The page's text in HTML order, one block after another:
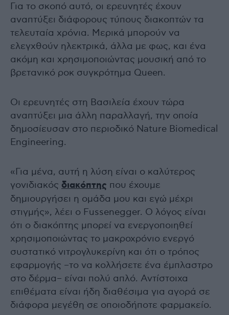
Για το σκοπό αυτό, οι ερευνητές έχουν
αναπτύξει διάφορους τύπους διακοπτών τα
τελευταία χρόνια. Μερικά μπορούν να
ελεγχθούν ηλεκτρικά, άλλα με φως, και ένα
ακόμη και χρησιμοποιώντας μουσική από το
βρετανικό ροκ συγκρότημα Queen.
Οι ερευνητές στη Βασιλεία έχουν τώρα
αναπτύξει μια άλλη παραλλαγή, την οποία
δημοσίευσαν στο περιοδικό Nature Biomedical
Engineering.
«Για μένα, αυτή η λύση είναι ο καλύτερος
γονιδιακός διακόπτης που έχουμε
δημιουργήσει η ομάδα μου και εγώ μέχρι
στιγμής», λέει ο Fussenegger. Ο λόγος είναι
ότι ο διακόπτης μπορεί να ενεργοποιηθεί
χρησιμοποιώντας το μακροχρόνιο ενεργό
συστατικό νιτρογλυκερίνη και ότι ο τρόπος
εφαρμογής –το να κολλήσετε ένα έμπλαστρο
στο δέρμα– είναι πολύ απλό. Αντίστοιχα
επιθέματα είναι ήδη διαθέσιμα για αγορά σε
διάφορα μεγέθη σε οποιοδήποτε φαρμακείο.